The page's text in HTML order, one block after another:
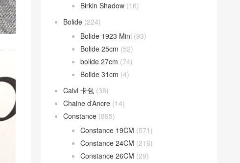
Birkin Shadow (16)
Bolide (224)
Bolide 1923 Mini (93)
Bolide 25cm (52)
bolide 27cm (74)
Bolide 31cm (4)
Calvi 卡包 (38)
Chaine d’Ancre (14)
Constance (895)
Constance 19CM (571)
Constance 24CM (216)
Constance 26CM (29)